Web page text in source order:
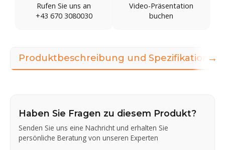
Rufen Sie uns an
+43 670 3080030
Video-Präsentation
buchen
Produktbeschreibung und Spezifikationen
Haben Sie Fragen zu diesem Produkt?
Senden Sie uns eine Nachricht und erhalten Sie
persönliche Beratung von unseren Experten
→